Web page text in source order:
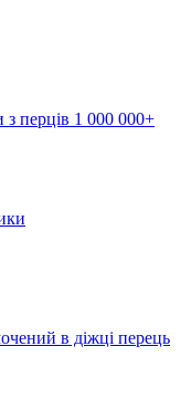
з перців 1 000 000+
в діжці перець